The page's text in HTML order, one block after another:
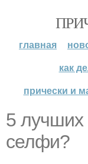
главная
как
прически и
5
селфи?